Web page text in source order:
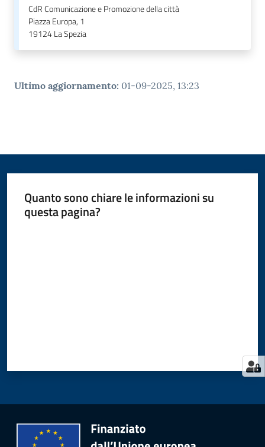
c
o
e
CdR Comunicazione e Promozione della città
Piazza Europa, 1
19124La Spezia
Ultimo aggiornamento: 01-09-2025, 13:23
Quanto sono chiare le informazioni su
questa pagina?